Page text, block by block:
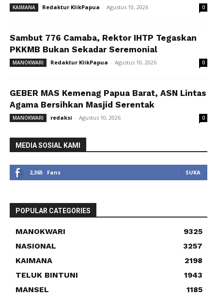
KAIMANA Redaktur KlikPapua - Agustus 10, 2026 0
Sambut 776 Camaba, Rektor IHTP Tegaskan
PKKMB Bukan Sekadar Seremonial
MANOKWARI Redaktur KlikPapua - Agustus 10, 2026 0
GEBER MAS Kemenag Papua Barat, ASN Lintas
Agama Bersihkan Masjid Serentak
MANOKWARI redaksi - Agustus 10, 2026 0
MEDIA SOSIAL KAMI
2,365 Fans SUKA
POPULAR CATEGORIES
MANOKWARI
9325
NASIONAL
3257
KAIMANA
2198
TELUK BINTUNI
1943
MANSEL
1185